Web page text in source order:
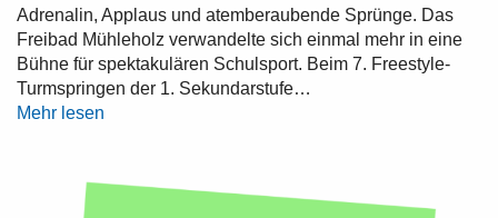
Adrenalin, Applaus und atemberaubende Sprünge. Das
Freibad Mühleholz verwandelte sich einmal mehr in eine
Bühne für spektakulären Schulsport. Beim 7. Freestyle-
Turmspringen der 1. Sekundarstufe…
Mehr lesen